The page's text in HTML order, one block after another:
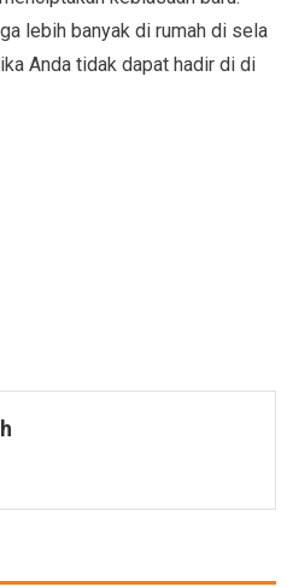
lebih banyak di rumah di sela
Anda tidak dapat hadir di di